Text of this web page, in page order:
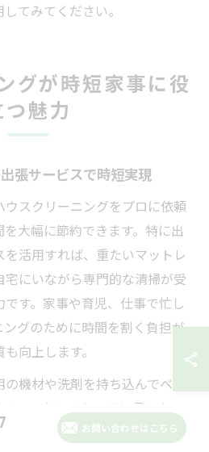
てみてください。
グが時短家事に役
つ魅力
張サービスで時短実現
スクリーニングをプロに依頼
大幅に節約できます。特に出
活用すれば、重たいマットレ
にいながら専門的な清掃が受
す。家事や育児、仕事で忙し
グのために時間を割く負担が
向上します。
機材や洗剤を持ち込んでベッ
。これにより、目に見えない
汚れやカビまでしっかりと除去
お問い合わせはこちら